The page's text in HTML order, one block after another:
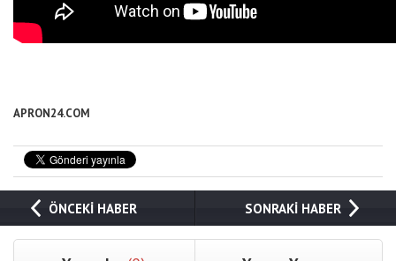
APRON24.COM
ÖNCEKİ HABER SONRAKİ HABER